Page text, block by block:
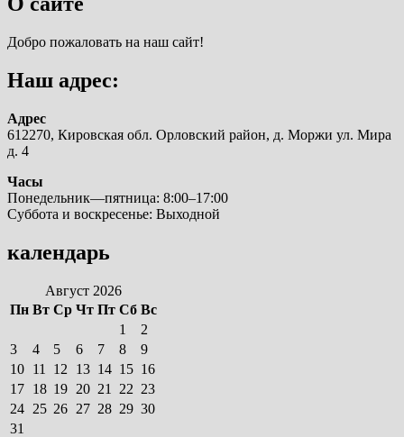
Добро пожаловать на наш сайт!
Наш адрес:
Адрес
612270, Кировская обл. Орловский район, д. Моржи ул. Мира
д. 4
Часы
Понедельник—пятница: 8:00–17:00
Суббота и воскресенье: Выходной
календарь
Август 2026
Пн Вт Ср Чт Пт Сб Вс
1
2
3
4 5 6 7 8
9
10 11 12 13 14 15 16
17 18 19 20 21 22 23
24 25 26 27 28 29 30
31